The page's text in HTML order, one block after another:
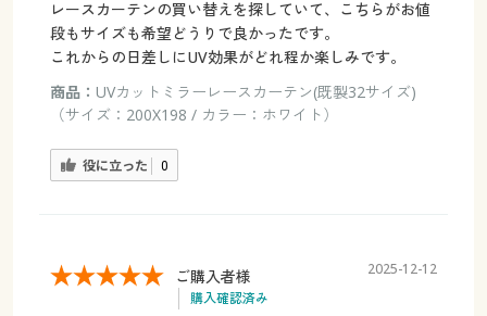
レースカーテンの買い替えを探していて、こちらがお値
段もサイズも希望どうりで良かったです。
これからの日差しにUV効果がどれ程か楽しみです。
商品： UVカットミラーレースカーテン(既製32サイズ)
（サイズ：200X198 / カラー：ホワイト）
役に立った 0
ご購入者様
購入確認済み
2025-12-12